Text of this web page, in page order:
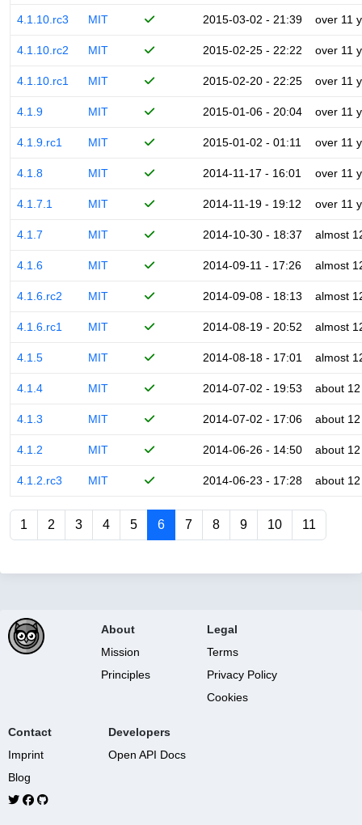
4.1.10.rc3 MIT 2015-03-02 - 21:39 over 11
4.1.10.rc2 MIT 2015-02-25 - 22:22 over 11
4.1.10.rc1 MIT 2015-02-20 - 22:25 over 11
4.1.9 MIT 2015-01-06 - 20:04 over 11
4.1.9.rc1 MIT 2015-01-02 - 01:11 over 11
4.1.8 MIT 2014-11-17 - 16:01 over 11
4.1.7.1 MIT 2014-11-19 - 19:12 over 11
4.1.7 MIT 2014-10-30 - 18:37 almost
4.1.6 MIT 2014-09-11 - 17:26 almost
4.1.6.rc2 MIT 2014-09-08 - 18:13 almost
4.1.6.rc1 MIT 2014-08-19 - 20:52 almost
4.1.5 MIT 2014-08-18 - 17:01 almost
4.1.4 MIT 2014-07-02 - 19:53 about
4.1.3 MIT 2014-07-02 - 17:06 about
4.1.2 MIT 2014-06-26 - 14:50 about
4.1.2.rc3 MIT 2014-06-23 - 17:28 about
1 2 3 4 5 6 7 8 9 10 11
About
Mission
Principles
Legal
Terms
Privacy Policy
Cookies
Contact
Imprint
Blog
Developers
Open API Docs